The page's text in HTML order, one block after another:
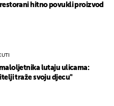
hitno povukli proizvod
lutaju ulicama:
traže svoju djecu"